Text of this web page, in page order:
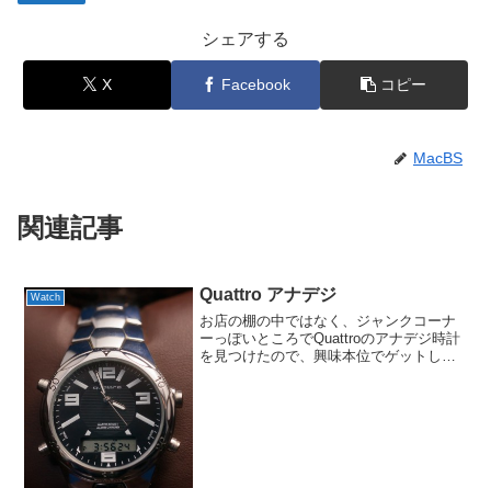
シェアする
X Facebook コピー
MacBS
関連記事
Watch Quattro アナデジ
お店の棚の中ではなく、ジャンクコーナ
ーっぽいところでQuattroのアナデジ時計
を見つけたので、興味本位でゲットして